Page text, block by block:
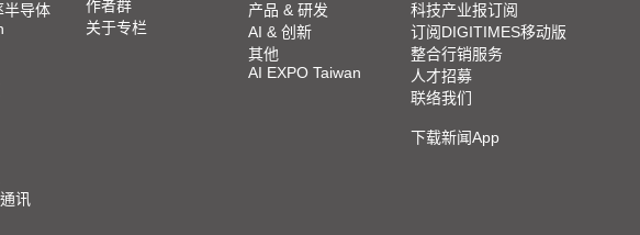
半导体
讯
作者群
关于专栏
产品 & 研发
AI & 创新
其他
AI EXPO Taiwan
科技产业报订阅
订阅DIGITIMES移动版
整合行销服务
人才招募
联络我们
下载新闻App